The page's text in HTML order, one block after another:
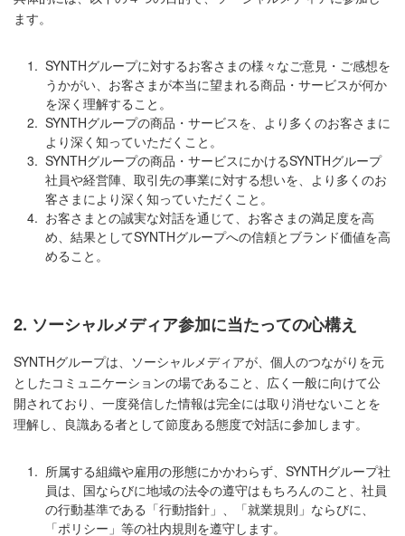
ます。
1. SYNTHグループに対するお客さまの様々なご意見・ご感想を
うかがい、お客さまが本当に望まれる商品・サービスが何か
を深く理解すること。
2. SYNTHグループの商品・サービスを、より多くのお客さまに
より深く知っていただくこと。
3. SYNTHグループの商品・サービスにかけるSYNTHグループ
社員や経営陣、取引先の事業に対する想いを、より多くのお
客さまにより深く知っていただくこと。
4. お客さまとの誠実な対話を通じて、お客さまの満足度を高
め、結果としてSYNTHグループへの信頼とブランド価値を高
めること。
2. ソーシャルメディア参加に当たっての心構え
SYNTHグループは、ソーシャルメディアが、個人のつながりを元
としたコミュニケーションの場であること、広く一般に向けて公
開されており、一度発信した情報は完全には取り消せないことを
理解し、良識ある者として節度ある態度で対話に参加します。
1. 所属する組織や雇用の形態にかかわらず、SYNTHグループ社
員は、国ならびに地域の法令の遵守はもちろんのこと、社員
の行動基準である「行動指針」、「就業規則」ならびに、
「ポリシー」等の社内規則を遵守します。